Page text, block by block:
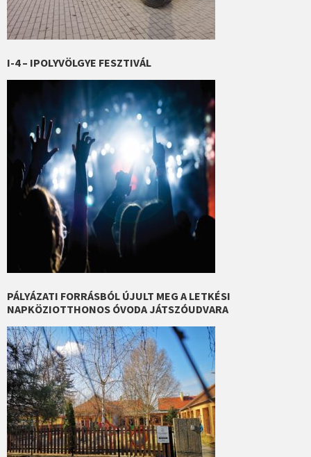
I-4 – IPOLYVÖLGYE FESZTIVÁL
PÁLYÁZATI FORRÁSBÓL ÚJULT MEG A LETKÉSI
NAPKÖZIOTTHONOS ÓVODA JÁTSZÓUDVARA